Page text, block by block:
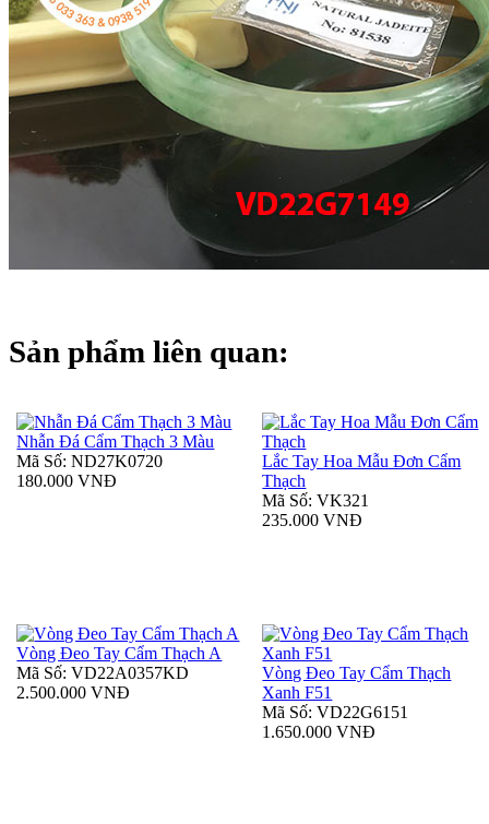
Sản phẩm liên quan:
Nhẫn Đá Cẩm Thạch 3 Màu
Mã Số: ND27K0720
180.000 VNĐ
Lắc Tay Hoa Mẫu Đơn Cẩm
Thạch
Mã Số: VK321
235.000 VNĐ
Vòng Đeo Tay Cẩm Thạch A
Mã Số: VD22A0357KD
2.500.000 VNĐ
Vòng Đeo Tay Cẩm Thạch
Xanh F51
Mã Số: VD22G6151
1.650.000 VNĐ